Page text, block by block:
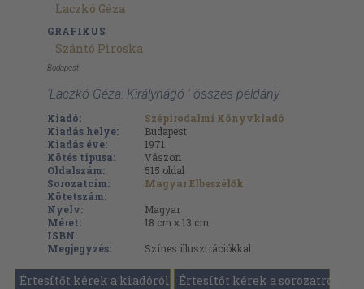
Laczkó Géza
GRAFIKUS
Szántó Piroska
Budapest
'Laczkó Géza: Királyhágó ' összes példány
Kiadó:
Szépirodalmi Könyvkiadó
Kiadás helye:
Budapest
Kiadás éve:
1971
Kötés típusa:
Vászon
Oldalszám:
515 oldal
Sorozatcím:
Magyar Elbeszélők
Kötetszám:
Nyelv:
Magyar
Méret:
18 cm x 13 cm
ISBN:
Megjegyzés:
Színes illusztrációkkal.
Értesítőt kérek a kiadóról Értesítőt kérek a sorozatról